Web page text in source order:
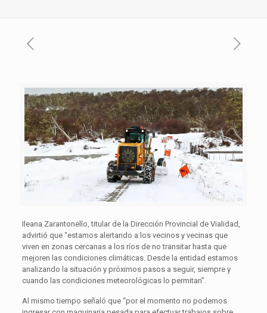
Ileana Zarantonello, titular de la Dirección Provincial de Vialidad,
advirtió que “estamos alertando a los vecinos y vecinas que
viven en zonas cercanas a los ríos de no transitar hasta que
mejoren las condiciones climáticas. Desde la entidad estamos
analizando la situación y próximos pasos a seguir, siempre y
cuando las condiciones meteorológicas lo permitan”.
Al mismo tiempo señaló que “por el momento no podemos